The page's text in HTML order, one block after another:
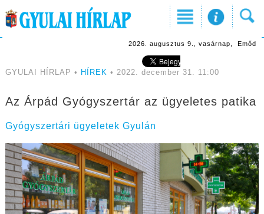
2026. augusztus 9., vasárnap, Emőd
GYULAI HÍRLAP • HÍREK • 2022. december 31. 11:00
Az Árpád Gyógyszertár az ügyeletes patika
Gyógyszertári ügyeletek Gyulán